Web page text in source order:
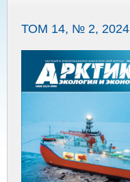
ТОМ 14, № 2, 2024